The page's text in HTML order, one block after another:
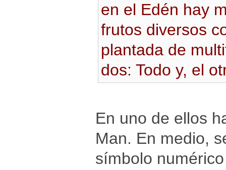
en el Edén hay
frutos diversos
plantada de
dos: Todo y, el
En uno de ellos
Man. En medio,
símbolo